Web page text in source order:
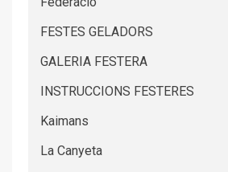
FESTES GELADORS
GALERIA FESTERA
INSTRUCCIONS FESTERES
Kaimans
La Canyeta